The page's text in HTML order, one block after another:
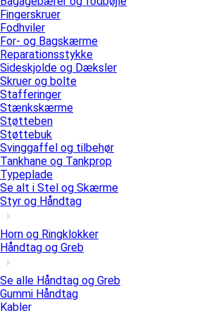
Fingerskruer
Fodhviler
For- og Bagskærme
Reparationsstykke
Sideskjolde og Dæksler
Skruer og bolte
Stafferinger
Stænkskærme
Støtteben
Støttebuk
Svinggaffel og tilbehør
Tankhane og Tankprop
Typeplade
Se alt i Stel og Skærme
Styr og Håndtag
Horn og Ringklokker
Håndtag og Greb
Se alle Håndtag og Greb
Gummi Håndtag
Kabler